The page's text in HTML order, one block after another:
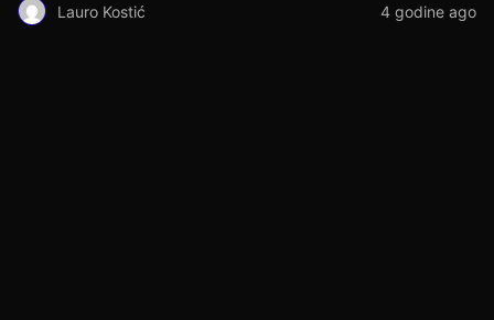
Lauro Kostić 4 godine ago